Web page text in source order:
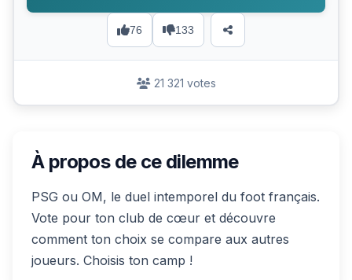
76 133
21 321 votes
À propos de ce dilemme
PSG ou OM, le duel intemporel du foot français.
Vote pour ton club de cœur et découvre
comment ton choix se compare aux autres
joueurs. Choisis ton camp !